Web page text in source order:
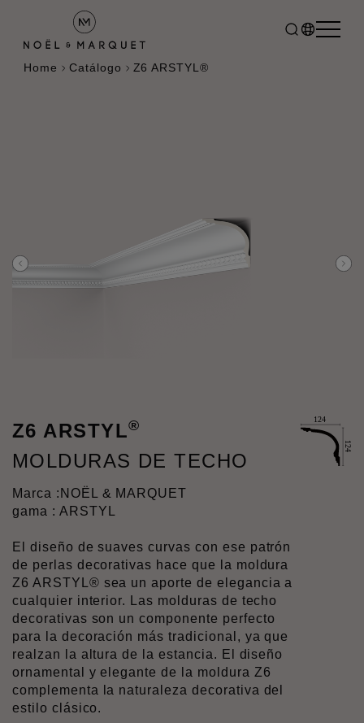
Home Catálogo Z6 ARSTYL®
Z6 ARSTYL®
MOLDURAS DE TECHO
Marca : NOËL & MARQUET
gama : ARSTYL
El diseño de suaves curvas con ese patrón
de perlas decorativas hace que la moldura
Z6 ARSTYL® sea un aporte de elegancia a
cualquier interior. Las molduras de techo
decorativas son un componente perfecto
para la decoración más tradicional, ya que
realzan la altura de la estancia. El diseño
ornamental y elegante de la moldura Z6
complementa la naturaleza decorativa del
estilo clásico.